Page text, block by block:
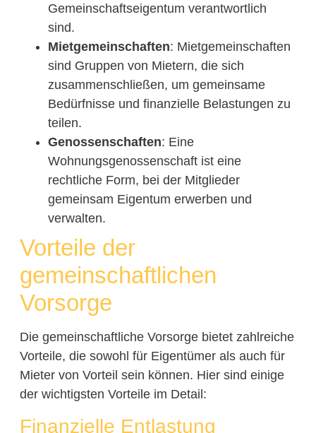
Gemeinschaftseigentum verantwortlich
sind.
Mietgemeinschaften: Mietgemeinschaften
sind Gruppen von Mietern, die sich
zusammenschließen, um gemeinsame
Bedürfnisse und finanzielle Belastungen zu
teilen.
Genossenschaften: Eine
Wohnungsgenossenschaft ist eine
rechtliche Form, bei der Mitglieder
gemeinsam Eigentum erwerben und
verwalten.
Vorteile der
gemeinschaftlichen
Vorsorge
Die gemeinschaftliche Vorsorge bietet zahlreiche
Vorteile, die sowohl für Eigentümer als auch für
Mieter von Vorteil sein können. Hier sind einige
der wichtigsten Vorteile im Detail:
Finanzielle Entlastung